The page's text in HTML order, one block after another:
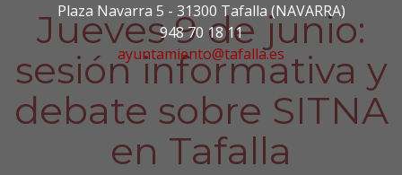
Plaza Navarra 5 - 31300 Tafalla (NAVARRA)
948 70 18 11
ayuntamiento@tafalla.es
Jueves 9 de junio:
sesión informativa y
debate sobre SITNA
en Tafalla